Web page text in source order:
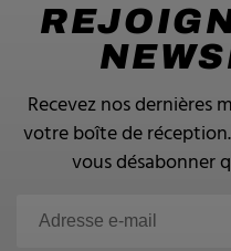
Recevez nos dernières
votre boîte de réception.
vous désabonner